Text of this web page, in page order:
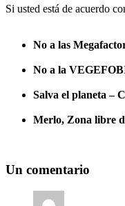
Si usted está de acuerdo
No a las
No a la
Salva el planeta –
Merlo, Zona libre
Un comentario